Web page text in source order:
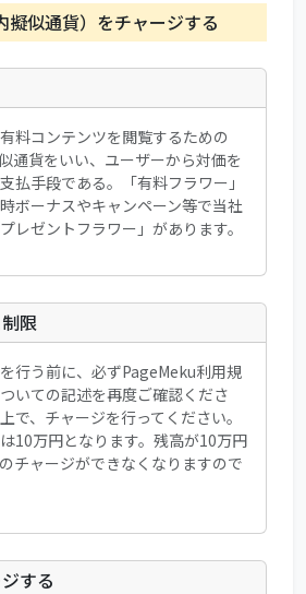
擬似通貨）をチャージする
料コンテンツを閲覧するための
通貨をいい、ユーザーから対価を
払手段である。「有料フラワー」
ボーナスやキャンペーン等で当社
レゼントフラワー」があります。
限
行う前に、必ずPageMeku利用規
いての記述を再度ご確認くださ
で、チャージを行ってください。
10万円となります。残高が10万円
チャージができなくなりますので
する